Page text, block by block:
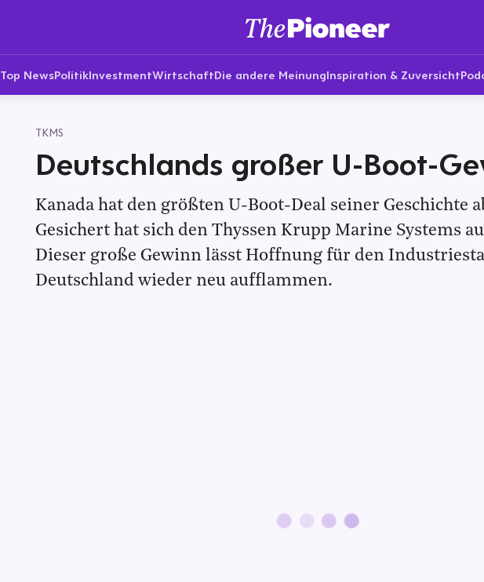
Top NewsPolitikInvestmentWirtschaftDie andere MeinungInspiration & Zuversicht
TKMS
Deutschlands großer U-Boot-
Kanada hat den größten U-Boot-Deal seiner Geschichte
Gesichert hat sich den Thyssen Krupp Marine Systems
Dieser große Gewinn lässt Hoffnung für den
Deutschland wieder neu aufflammen.